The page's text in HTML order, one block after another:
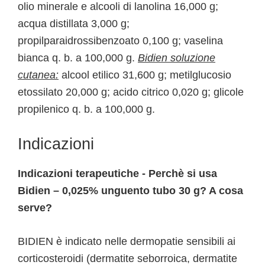
olio minerale e alcooli di lanolina 16,000 g;
acqua distillata 3,000 g;
propilparaidrossibenzoato 0,100 g; vaselina
bianca q. b. a 100,000 g. Bidien soluzione
cutanea: alcool etilico 31,600 g; metilglucosio
etossilato 20,000 g; acido citrico 0,020 g; glicole
propilenico q. b. a 100,000 g.
Indicazioni
Indicazioni terapeutiche - Perchè si usa
Bidien – 0,025% unguento tubo 30 g? A cosa
serve?
BIDIEN è indicato nelle dermopatie sensibili ai
corticosteroidi (dermatite seborroica, dermatite